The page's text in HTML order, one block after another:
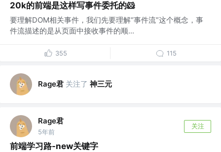
20k的前端是这样写事件委托的🐹
要理解DOM相关事件，我们先要理解“事件流”这个概念，事
件流描述的是从页面中接收事件的顺...
355 115
Rage君 关注了 神三元
Rage君
5年前
关注
前端学习路-new关键字